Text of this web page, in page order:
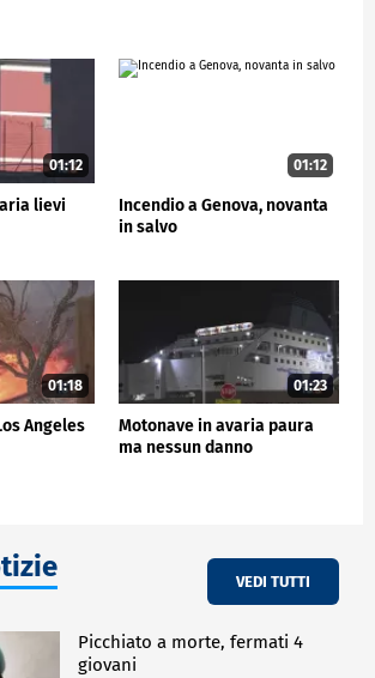
coinvolta. L'intervento delle
01:12
lievi
01:12
Incendio a Genova, novanta
in salvo
01:18
Angeles
01:23
Motonave in avaria paura
ma nessun danno
VEDI TUTTI
Picchiato a morte, fermati 4
giovani